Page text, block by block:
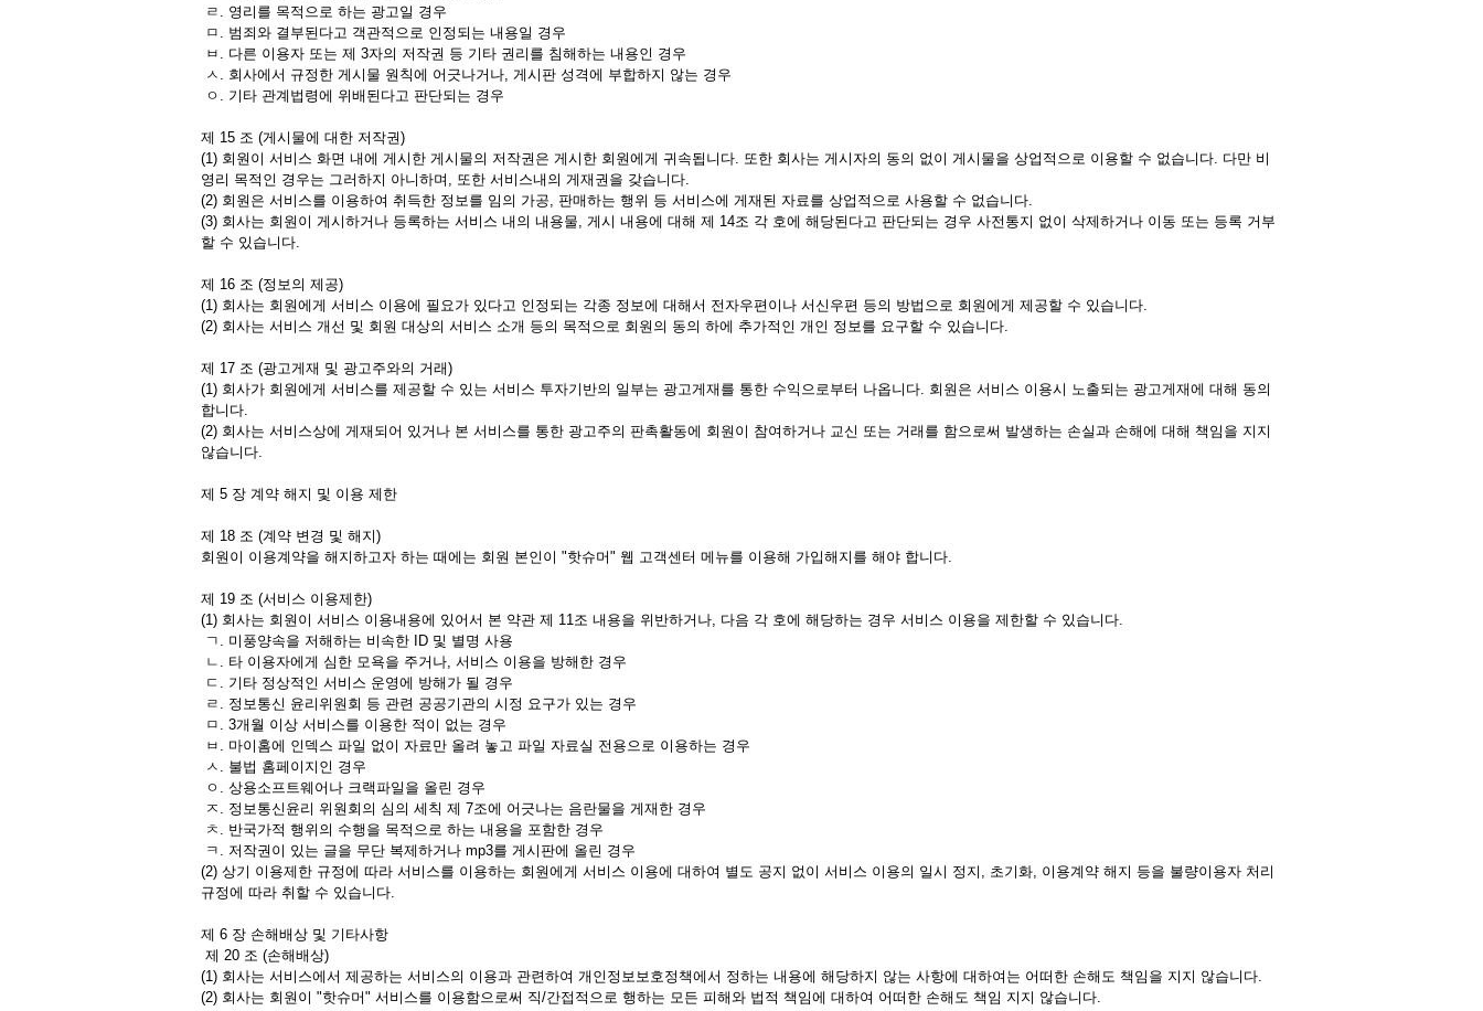
ㄹ. 영리를 목적으로 하는 광고일 경우
ㅁ. 범죄와 결부된다고 객관적으로 인정되는 내용일 경우
ㅂ. 다른 이용자 또는 제 3자의 저작권 등 기타 권리를 침해하는 내용인 경우
ㅅ. 회사에서 규정한 게시물 원칙에 어긋나거나, 게시판 성격에 부합하지 않는 경우
ㅇ. 기타 관계법령에 위배된다고 판단되는 경우
제 15 조 (게시물에 대한 저작권)
(1) 회원이 서비스 화면 내에 게시한 게시물의 저작권은 게시한 회원에게 귀속됩니다. 또한 회사는 게시자의 동의 없이 게시물을 상업적으로 이용할 수 없습니다. 다만 비
영리 목적인 경우는 그러하지 아니하며, 또한 서비스내의 게재권을 갖습니다.
(2) 회원은 서비스를 이용하여 취득한 정보를 임의 가공, 판매하는 행위 등 서비스에 게재된 자료를 상업적으로 사용할 수 없습니다.
(3) 회사는 회원이 게시하거나 등록하는 서비스 내의 내용물, 게시 내용에 대해 제 14조 각 호에 해당된다고 판단되는 경우 사전통지 없이 삭제하거나 이동 또는 등록 거부
할 수 있습니다.
제 16 조 (정보의 제공)
(1) 회사는 회원에게 서비스 이용에 필요가 있다고 인정되는 각종 정보에 대해서 전자우편이나 서신우편 등의 방법으로 회원에게 제공할 수 있습니다.
(2) 회사는 서비스 개선 및 회원 대상의 서비스 소개 등의 목적으로 회원의 동의 하에 추가적인 개인 정보를 요구할 수 있습니다.
제 17 조 (광고게재 및 광고주와의 거래)
(1) 회사가 회원에게 서비스를 제공할 수 있는 서비스 투자기반의 일부는 광고게재를 통한 수익으로부터 나옵니다. 회원은 서비스 이용시 노출되는 광고게재에 대해 동의
합니다.
(2) 회사는 서비스상에 게재되어 있거나 본 서비스를 통한 광고주의 판촉활동에 회원이 참여하거나 교신 또는 거래를 함으로써 발생하는 손실과 손해에 대해 책임을 지지
않습니다.
제 5 장 계약 해지 및 이용 제한
제 18 조 (계약 변경 및 해지)
회원이 이용계약을 해지하고자 하는 때에는 회원 본인이 "핫슈머" 웹 고객센터 메뉴를 이용해 가입해지를 해야 합니다.
제 19 조 (서비스 이용제한)
(1) 회사는 회원이 서비스 이용내용에 있어서 본 약관 제 11조 내용을 위반하거나, 다음 각 호에 해당하는 경우 서비스 이용을 제한할 수 있습니다.
ㄱ. 미풍양속을 저해하는 비속한 ID 및 별명 사용
ㄴ. 타 이용자에게 심한 모욕을 주거나, 서비스 이용을 방해한 경우
ㄷ. 기타 정상적인 서비스 운영에 방해가 될 경우
ㄹ. 정보통신 윤리위원회 등 관련 공공기관의 시정 요구가 있는 경우
ㅁ. 3개월 이상 서비스를 이용한 적이 없는 경우
ㅂ. 마이홈에 인덱스 파일 없이 자료만 올려 놓고 파일 자료실 전용으로 이용하는 경우
ㅅ. 불법 홈페이지인 경우
ㅇ. 상용소프트웨어나 크랙파일을 올린 경우
ㅈ. 정보통신윤리 위원회의 심의 세칙 제 7조에 어긋나는 음란물을 게재한 경우
ㅊ. 반국가적 행위의 수행을 목적으로 하는 내용을 포함한 경우
ㅋ. 저작권이 있는 글을 무단 복제하거나 mp3를 게시판에 올린 경우
(2) 상기 이용제한 규정에 따라 서비스를 이용하는 회원에게 서비스 이용에 대하여 별도 공지 없이 서비스 이용의 일시 정지, 초기화, 이용계약 해지 등을 불량이용자 처리
규정에 따라 취할 수 있습니다.
제 6 장 손해배상 및 기타사항
제 20 조 (손해배상)
(1) 회사는 서비스에서 제공하는 서비스의 이용과 관련하여 개인정보보호정책에서 정하는 내용에 해당하지 않는 사항에 대하여는 어떠한 손해도 책임을 지지 않습니다.
(2) 회사는 회원이 "핫슈머" 서비스를 이용함으로써 직/간접적으로 행하는 모든 피해와 법적 책임에 대하여 어떠한 손해도 책임 지지 않습니다.